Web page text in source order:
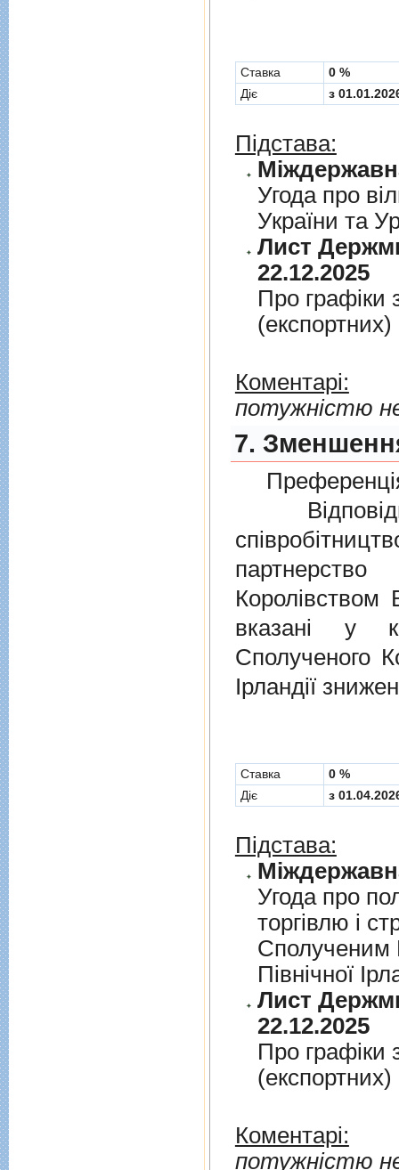
Cтавка
0 %
Діє
з
Підстава:
Угода про
України та
Лист
22.12.2025
Про графiки
Коментарі:
потужністю
7.
Королівством
вказані у
Сполученого
Ірландії
Cтавка
0 %
Діє
з
Підстава:
Угода про
торгiвлю i
Сполученим
Пiвнiчної
Лист
22.12.2025
Про графiки
Коментарі:
потужністю